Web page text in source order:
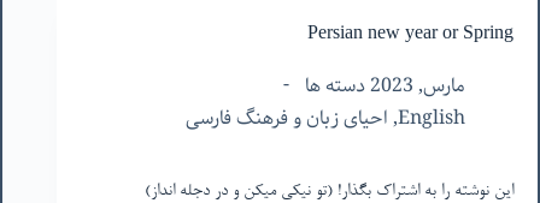
Persian new year or Spring
مارس, 2023 دسته ها
English
,احیای زبان و فرهنگ فارسی
این نوشته را به اشتراک بگذار! (تو نیکی میکن و در دجله انداز)